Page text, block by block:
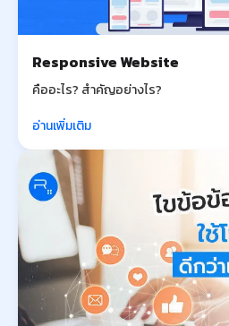
Responsive Website
คืออะไร? สำคัญอย่างไร?
อ่านเพิ่มเติม